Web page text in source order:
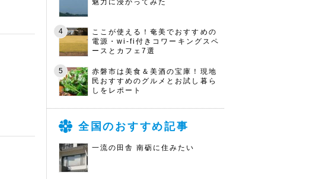
魅力に浸かってみた
ここが使える！奄美でおすすめの
電源・wi-fi付きコワーキングスペ
ースとカフェ7選
赤磐市は美食＆美酒の宝庫！現地
民おすすめのグルメとお試し暮ら
しをレポート
全国のおすすめ記事
一流の田舎 南砺に住みたい